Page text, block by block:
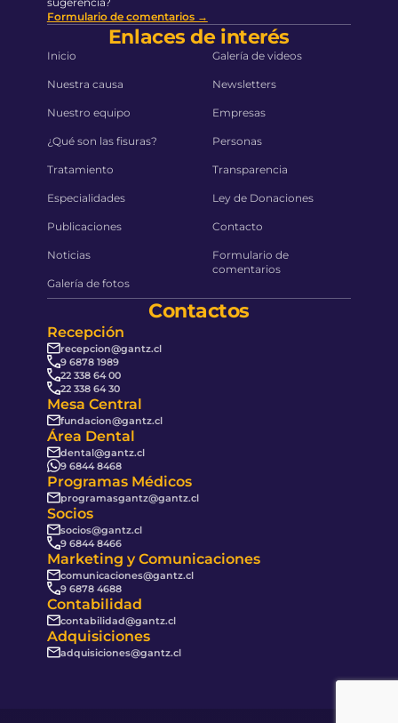
Formulario de comentarios →
Enlaces de interés
Inicio
Nuestra causa
Nuestro equipo
¿Qué son las fisuras?
Tratamiento
Especialidades
Publicaciones
Noticias
Galería de fotos
Galería de videos
Newsletters
Empresas
Personas
Transparencia
Ley de Donaciones
Contacto
Formulario de
comentarios
Contactos
Recepción
recepcion@gantz.cl
9 6878 1989
22 338 64 00
22 338 64 30
Mesa Central
fundacion@gantz.cl
Área Dental
dental@gantz.cl
9 6844 8468
Programas Médicos
programasgantz@gantz.cl
Socios
socios@gantz.cl
9 6844 8466
Marketing y Comunicaciones
comunicaciones@gantz.cl
9 6878 4688
Contabilidad
contabilidad@gantz.cl
Adquisiciones
adquisiciones@gantz.cl